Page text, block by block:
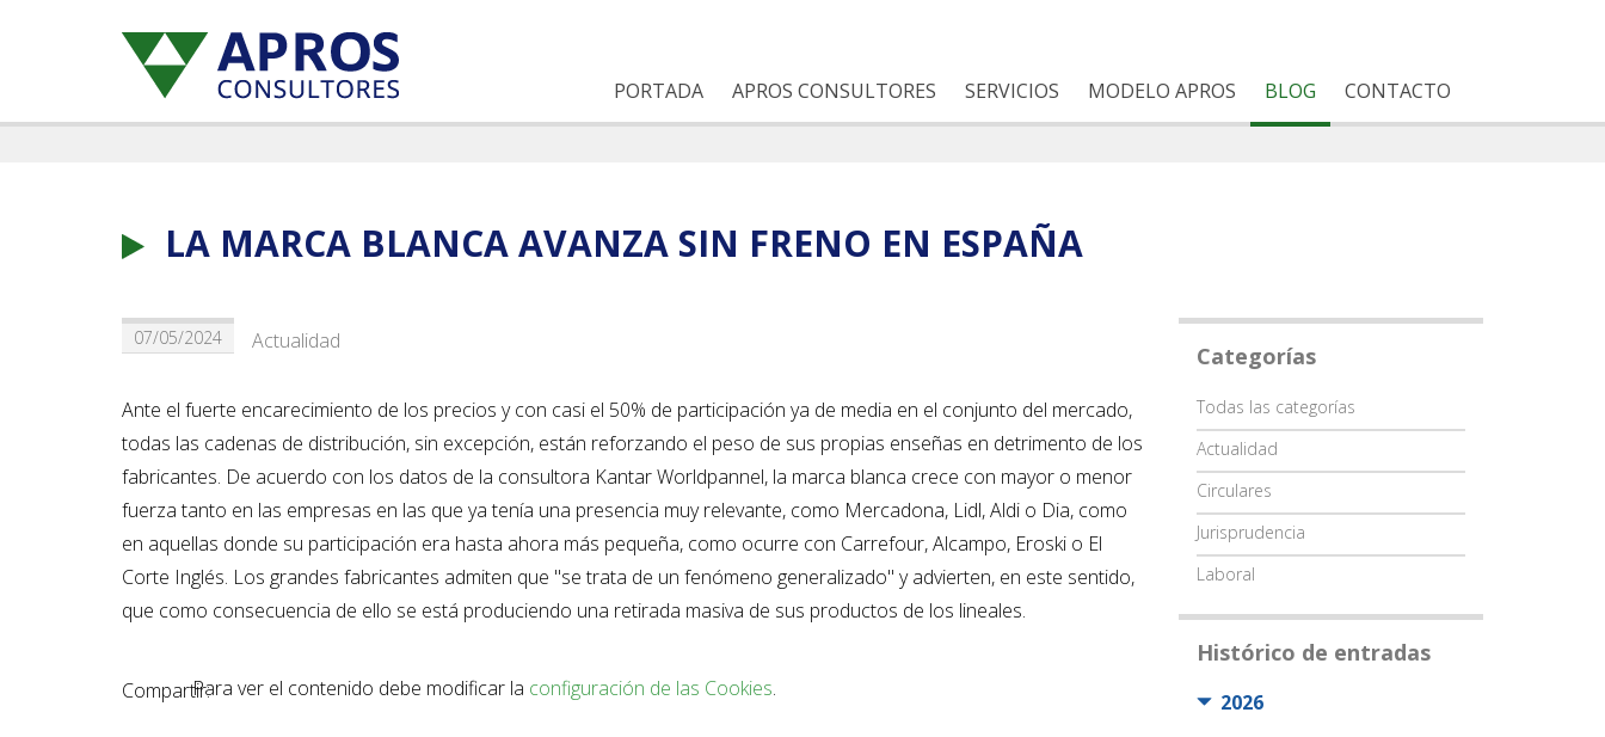
PORTADA APROS CONSULTORES SERVICIOS MODELO APROS BLOG CONTACTO
LA MARCA BLANCA AVANZA SIN FRENO EN ESPAÑA
07/05/2024 Actualidad
Ante el fuerte encarecimiento de los precios y con casi el 50% de participación ya de media en el conjunto del mercado,
todas las cadenas de distribución, sin excepción, están reforzando el peso de sus propias enseñas en detrimento de los
fabricantes. De acuerdo con los datos de la consultora Kantar Worldpannel, la marca blanca crece con mayor o menor
fuerza tanto en las empresas en las que ya tenía una presencia muy relevante, como Mercadona, Lidl, Aldi o Dia, como
en aquellas donde su participación era hasta ahora más pequeña, como ocurre con Carrefour, Alcampo, Eroski o El
Corte Inglés. Los grandes fabricantes admiten que "se trata de un fenómeno generalizado" y advierten, en este sentido,
que como consecuencia de ello se está produciendo una retirada masiva de sus productos de los lineales.
Compartir:Para ver el contenido debe modificar la configuración de las Cookies.
Categorías
Categoría
Todas las categorías
Actualidad
Circulares
Jurisprudencia
Laboral
Histórico de entradas
2026